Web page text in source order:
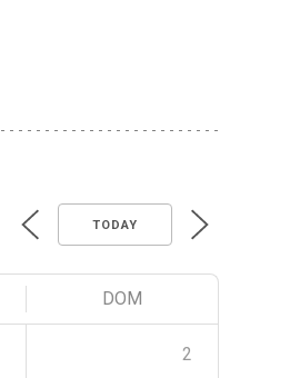
TODAY
DOM
2